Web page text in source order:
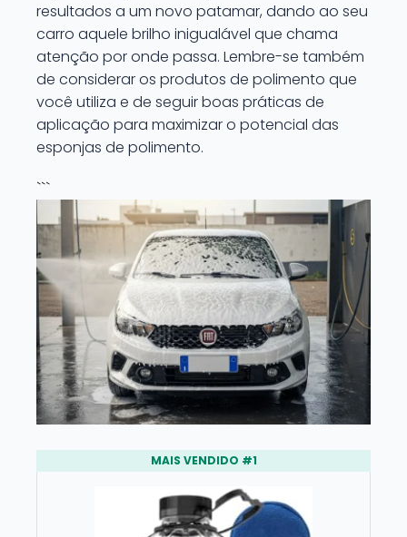
resultados a um novo patamar, dando ao seu
carro aquele brilho inigualável que chama
atenção por onde passa. Lembre-se também
de considerar os produtos de polimento que
você utiliza e de seguir boas práticas de
aplicação para maximizar o potencial das
esponjas de polimento.
```
MAIS VENDIDO #1